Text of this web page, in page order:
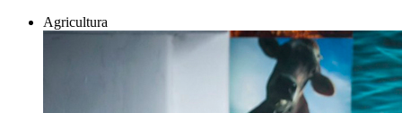
Agricultura